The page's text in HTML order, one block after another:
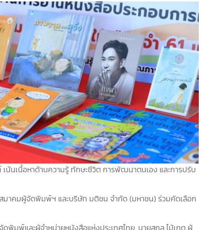
นเนื้อหาด้านความรู้ ทักษะชีวิต การพัฒนาตนเอง และการปรับ
าคมผู้จัดพิมพ์ฯ และบริษัท มติชน จำกัด (มหาชน) ร่วมคัดเลือก
มพ์และผู้จำหน่ายหนังสือแห่งประเทศไทย, นายสกล ไม้เกตุ ผู้